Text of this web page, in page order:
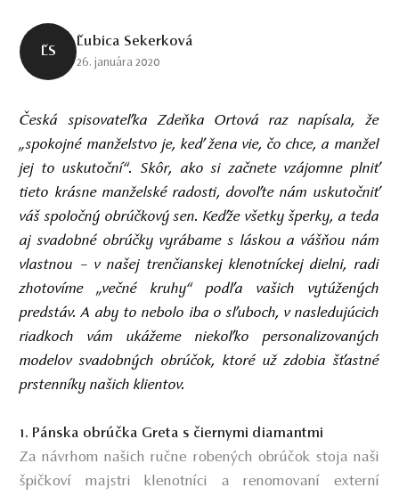
ĽS
Ľubica Sekerková
26. januára 2020
Česká spisovateľka Zdeňka Ortová raz napísala, že
„spokojné manželstvo je, keď žena vie, čo chce, a manžel
jej to uskutoční“. Skôr, ako si začnete vzájomne plniť
tieto krásne manželské radosti, dovoľte nám uskutočniť
váš spoločný obrúčkový sen. Keďže všetky šperky, a teda
aj svadobné obrúčky vyrábame s láskou a vášňou nám
vlastnou – v našej trenčianskej klenotníckej dielni, radi
zhotovíme „večné kruhy“ podľa vašich vytúžených
predstáv. A aby to nebolo iba o sľuboch, v nasledujúcich
riadkoch vám ukážeme niekoľko personalizovaných
modelov svadobných obrúčok, ktoré už zdobia šťastné
prstenníky našich klientov.
1. Pánska obrúčka Greta s čiernymi diamantmi
Za návrhom našich ručne robených obrúčok stoja naši
špičkoví majstri klenotníci a renomovaní externí